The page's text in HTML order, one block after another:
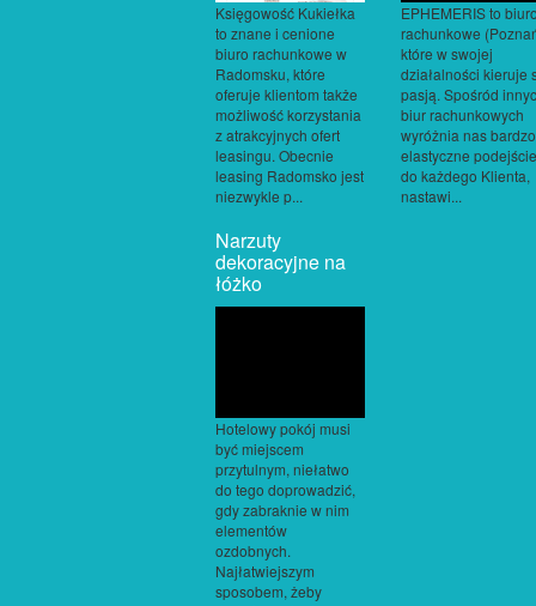
Księgowość Kukiełka
to znane i cenione
biuro rachunkowe w
Radomsku, które
oferuje klientom także
możliwość korzystania
z atrakcyjnych ofert
leasingu. Obecnie
leasing Radomsko jest
niezwykle p...
EPHEMERIS to
rachunkowe
które w swojej
działalności kieruje
pasją. Spośród
biur rachunkowych
wyróżnia nas bardzo
elastyczne podejście
do każdego Klienta,
nastawi...
Narzuty
dekoracyjne na
łóżko
Hotelowy pokój musi
być miejscem
przytulnym, niełatwo
do tego doprowadzić,
gdy zabraknie w nim
elementów
ozdobnych.
Najłatwiejszym
sposobem, żeby